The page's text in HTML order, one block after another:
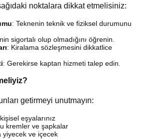
noktalara dikkat etmelisiniz:
: Teknenin teknik ve fiziksel durumunu
sigortalı olup olmadığını öğrenin.
: Kiralama sözleşmesini dikkatlice
: Gerekirse kaptan hizmeti talep edin.
getirmeyi unutmayın:
eşyalarınız
kremler ve şapkalar
yiyecek ve içecek